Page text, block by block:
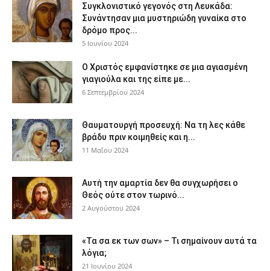
Συγκλονιστικό γεγονός στη Λευκάδα:
Συνάντησαν μια μυστηριώδη γυναίκα στο
δρόμο προς...
5 Ιουνίου 2024
Ο Χριστός εμφανίστηκε σε μια αγιασμένη
γιαγιούλα και της είπε με...
6 Σεπτεμβρίου 2024
Θαυματουργή προσευχή: Να τη λες κάθε
βράδυ πριν κοιμηθείς και η...
11 Μαΐου 2024
Αυτή την αμαρτία δεν θα συγχωρήσει ο
Θεός ούτε στον τωρινό...
2 Αυγούστου 2024
«Τα σα εκ των σων» – Τι σημαίνουν αυτά τα
λόγια;
21 Ιουνίου 2024